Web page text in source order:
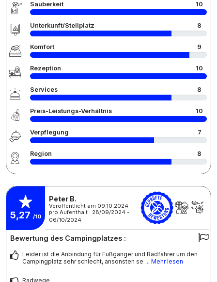
Sauberkeit 10
Unterkunft/Stellplatz 8
Komfort 9
Rezeption 10
Services 8
Preis-Leistungs-Verhältnis 10
Verpflegung 7
Region 8
5,27 /10
Peter B.
Veröffentlicht am 09.10.2024
pro Aufenthalt : 28/09/2024 -
06/10/2024
Bewertung des Campingplatzes :
Leider ist die Anbindung für Fußgänger und Radfahrer um den
Campingplatz sehr schlecht, ansonsten se ... Mehr lesen
Radwege